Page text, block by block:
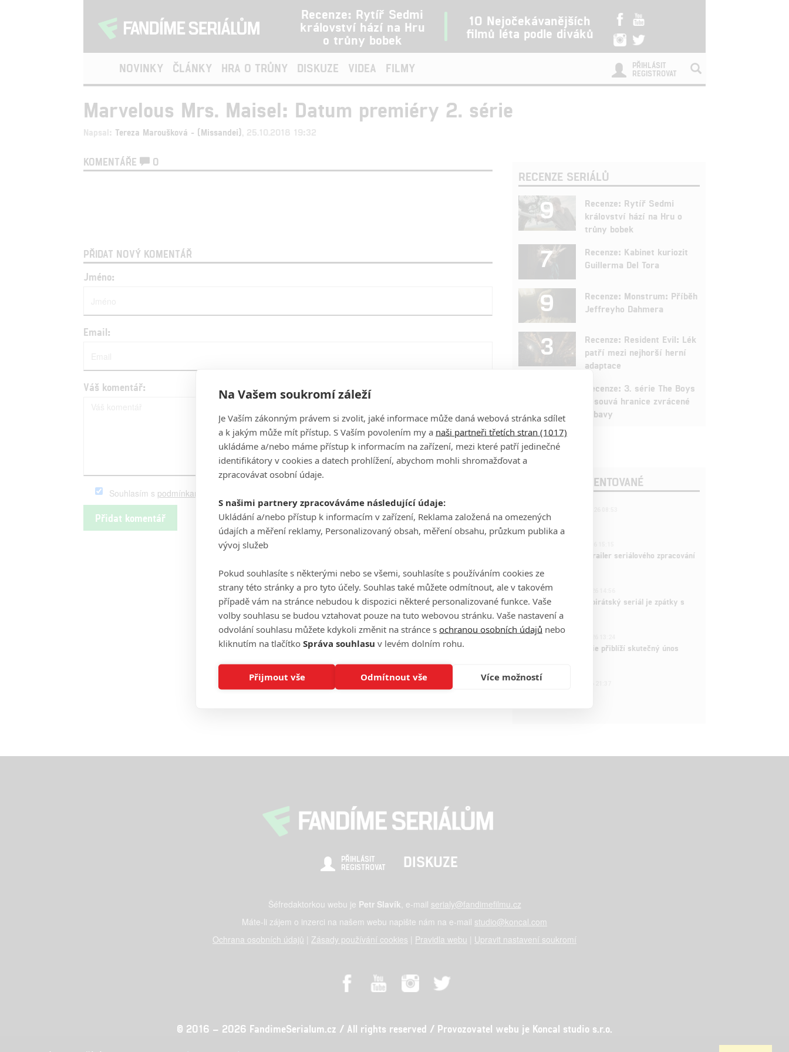
Recenze: Rytíř Sedmi
království hází na Hru
o trůny bobek
10 Nejočekávanějších
filmů léta podle diváků
NOVINKY ČLÁNKY HRA O TRŮNY DISKUZE VIDEA FILMY
PŘIHLÁSIT
REGISTROVAT
Marvelous Mrs. Maisel: Datum premiéry 2. série
Napsal: Tereza Maroušková - (Missandei) , 25.10.2018 19:32
KOMENTÁŘE 0
PŘIDAT NOVÝ KOMENTÁŘ
Jméno:
Email:
Váš komentář:
Souhlasím s podmínkami
RECENZE SERIÁLŮ
9
Recenze: Rytíř Sedmi
království hází na Hru o
trůny bobek
7
Recenze: Kabinet kuriozit
Guillerma Del Tora
9
Recenze: Monstrum: Příběh
Jeffreyho Dahmera
3
Recenze: Resident Evil: Lék
patří mezi nejhorší herní
adaptace
Recenze: 3. série The Boys
posouvá hranice zvrácené
zábavy
POSLEDNÍ KOMENTOVANÉ
拆彈專家
Harry Potter: První trailer seriálového zpracování
3ČLÁNEK | 15.03.2026 14:56
One Piece: Oblíbený pirátský seriál je zpátky s
novými epizodami
2
Nová dramatická série přiblíží skutečný únos
1
PŘIHLÁSIT
REGISTROVAT
DISKUZE
Šéfredaktorkou webu je Petr Slavík, e-mail serialy@fandimefilmu.cz
Máte-li zájem o inzerci na našem webu napište nám na e-mail studio@koncal.com
Ochrana osobních údajů
Zásady používání cookies Pravidla webu Upravit nastavení soukromí
© 2016 – 2026 FandimeSerialum.cz / All rights reserved / Provozovatel webu je Koncal studio s.r.o.
Na Vašem soukromí záleží
Je Vaším zákonným právem si zvolit, jaké informace může daná webová stránka sdílet
a k jakým může mít přístup. S Vaším povolením my a naši partneři třetích stran (1017)
ukládáme a/nebo máme přístup k informacím na zařízení, mezi které patří jedinečné
identifikátory v cookies a datech prohlížení, abychom mohli shromažďovat a
zpracovávat osobní údaje.
S našimi partnery zpracováváme následující údaje:
Ukládání a/nebo přístup k informacím v zařízení, Reklama založená na omezených
údajích a měření reklamy, Personalizovaný obsah, měření obsahu, průzkum publika a
vývoj služeb
Pokud souhlasíte s některými nebo se všemi, souhlasíte s používáním cookies ze
strany této stránky a pro tyto účely. Souhlas také můžete odmítnout, ale v takovém
případě vám na stránce nebudou k dispozici některé personalizované funkce. Vaše
volby souhlasu se budou vztahovat pouze na tuto webovou stránku. Vaše nastavení a
odvolání souhlasu můžete kdykoli změnit na stránce s ochranou osobních údajů nebo
kliknutím na tlačítko Správa souhlasu v levém dolním rohu.
Přijmout vše Odmítnout vše Více možností